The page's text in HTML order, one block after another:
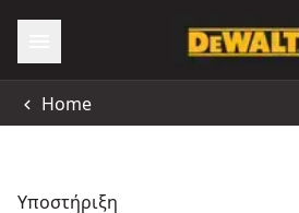
Home
Υποστήριξη